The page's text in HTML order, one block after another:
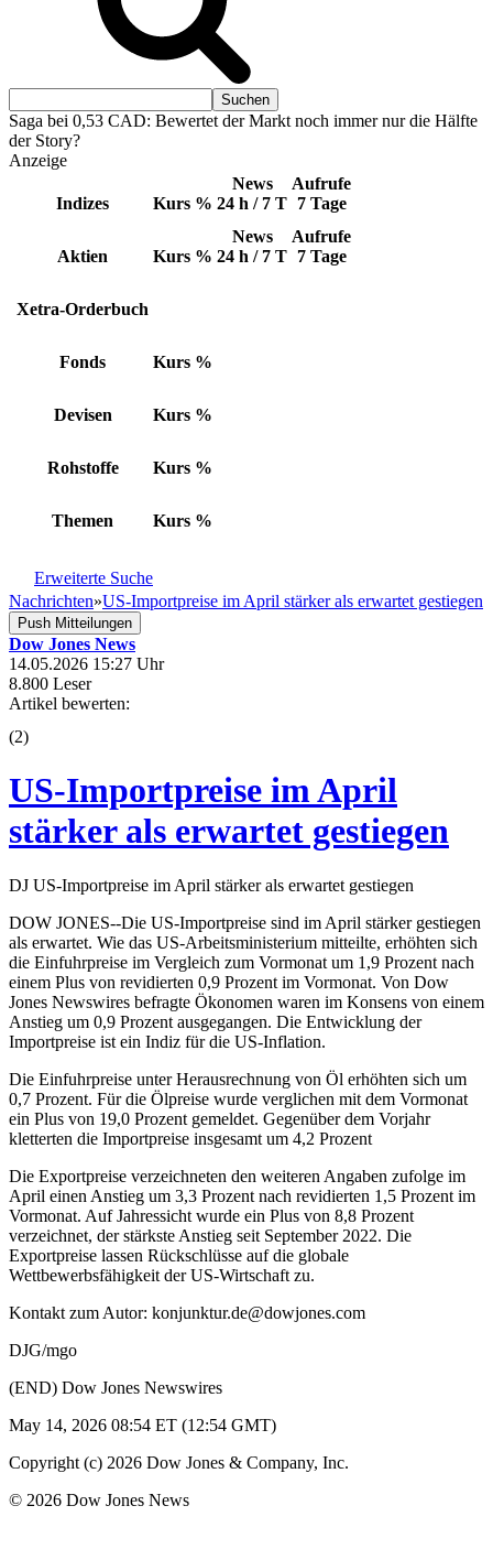
Saga bei 0,53 CAD: Bewertet der Markt noch immer nur die Hälfte
der Story?
Anzeige
Indizes Kurs %
News
24 h / 7 T
Aufrufe
7 Tage
Aktien Kurs %
News
24 h / 7 T
Aufrufe
7 Tage
Xetra-Orderbuch
Fonds Kurs %
Devisen Kurs %
Rohstoffe Kurs %
Themen Kurs %
Erweiterte Suche
Nachrichten»US-Importpreise im April stärker als erwartet gestiegen
Push Mitteilungen
Dow Jones News
14.05.2026 15:27 Uhr
8.800 Leser
Artikel bewerten:
(2)
US-Importpreise im April
stärker als erwartet gestiegen
DJ US-Importpreise im April stärker als erwartet gestiegen
DOW JONES--Die US-Importpreise sind im April stärker gestiegen
als erwartet. Wie das US-Arbeitsministerium mitteilte, erhöhten sich
die Einfuhrpreise im Vergleich zum Vormonat um 1,9 Prozent nach
einem Plus von revidierten 0,9 Prozent im Vormonat. Von Dow
Jones Newswires befragte Ökonomen waren im Konsens von einem
Anstieg um 0,9 Prozent ausgegangen. Die Entwicklung der
Importpreise ist ein Indiz für die US-Inflation.
Die Einfuhrpreise unter Herausrechnung von Öl erhöhten sich um
0,7 Prozent. Für die Ölpreise wurde verglichen mit dem Vormonat
ein Plus von 19,0 Prozent gemeldet. Gegenüber dem Vorjahr
kletterten die Importpreise insgesamt um 4,2 Prozent
Die Exportpreise verzeichneten den weiteren Angaben zufolge im
April einen Anstieg um 3,3 Prozent nach revidierten 1,5 Prozent im
Vormonat. Auf Jahressicht wurde ein Plus von 8,8 Prozent
verzeichnet, der stärkste Anstieg seit September 2022. Die
Exportpreise lassen Rückschlüsse auf die globale
Wettbewerbsfähigkeit der US-Wirtschaft zu.
Kontakt zum Autor: konjunktur.de@dowjones.com
DJG/mgo
(END) Dow Jones Newswires
May 14, 2026 08:54 ET (12:54 GMT)
Copyright (c) 2026 Dow Jones & Company, Inc.
© 2026 Dow Jones News